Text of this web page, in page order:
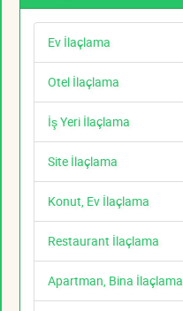
Ev İlaçlama
Otel İlaçlama
İş Yeri İlaçlama
Site İlaçlama
Konut, Ev İlaçlama
Restaurant İlaçlama
Apartman, Bina İlaçlama